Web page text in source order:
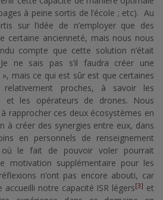
à peine sortis de l’école ; etc). Au
sur l’idée de n’employer que des
certaine ancienneté, mais nous nous
compte que cette solution n’était
ne sais pas s’il faudra créer une
mais ce qui est sûr est que certaines
proches, à savoir les
et les opérateurs de drones. Nous
rapprocher ces deux écosystèmes en
à créer des synergies entre eux, dans
en personnels de renseignement
le fait de pouvoir voler pourrait
motivation supplémentaire pour les
n’ont pas encore abouti, car
accueilli notre capacité ISR légers[3] et